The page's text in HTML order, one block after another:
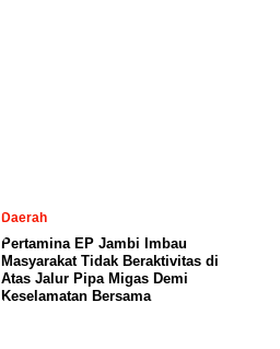
Daerah
Pertamina EP Jambi Imbau
Masyarakat Tidak Beraktivitas di
Atas Jalur Pipa Migas Demi
Keselamatan Bersama